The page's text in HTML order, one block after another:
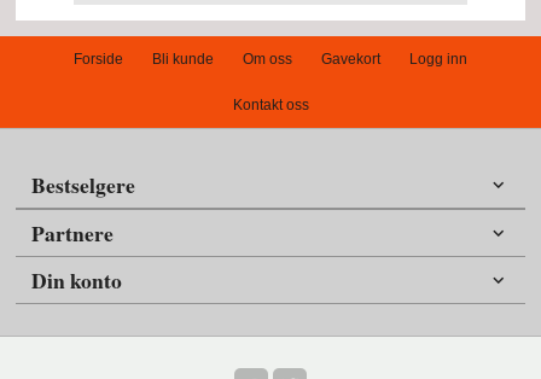
Forside Bli kunde Om oss Gavekort Logg inn
Kontakt oss
Bestselgere
Partnere
Din konto